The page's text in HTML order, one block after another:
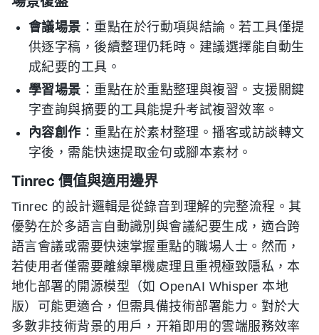
會議場景 ：重點在於行動項與結論。若工具僅提
供逐字稿，後續整理仍耗時。建議選擇能自動生
成紀要的工具。
學習場景 ：重點在於重點整理與複習。支援關鍵
字查詢與摘要的工具能提升考試複習效率。
內容創作 ：重點在於素材整理。播客或訪談轉文
字後，需能快速提取金句或腳本素材。
Tinrec 價值與適用邊界
Tinrec 的設計邏輯是從錄音到理解的完整流程。其
優勢在於多語言自動識別與會議紀要生成，適合跨
語言會議或需要快速掌握重點的職場人士。然而，
若使用者僅需要離線單機處理且重視極致隱私，本
地化部署的開源模型（如 OpenAI Whisper 本地
版）可能更適合，但需具備技術部署能力。對於大
多數非技術背景的用戶，开箱即用的雲端服務效率